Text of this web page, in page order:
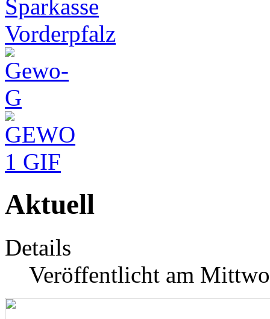
Aktuell
Details
Veröffentlicht am